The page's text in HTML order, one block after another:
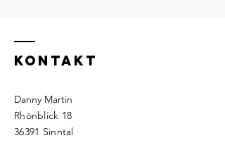
KONTAKT
Danny Martin
Rhönblick 18
36391 Sinntal